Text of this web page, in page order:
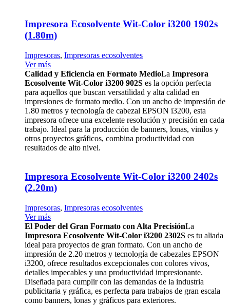
Impresora Ecosolvente Wit-Color i3200 1902s
(1.80m)
Impresoras, Impresoras ecosolventes
Ver más
Calidad y Eficiencia en Formato MedioLa Impresora
Ecosolvente Wit-Color i3200 902S es la opción perfecta
para aquellos que buscan versatilidad y alta calidad en
impresiones de formato medio. Con un ancho de impresión de
1.80 metros y tecnología de cabezal EPSON i3200, esta
impresora ofrece una excelente resolución y precisión en cada
trabajo. Ideal para la producción de banners, lonas, vinilos y
otros proyectos gráficos, combina productividad con
resultados de alto nivel.
Impresora Ecosolvente Wit-Color i3200 2402s
(2.20m)
Impresoras, Impresoras ecosolventes
Ver más
El Poder del Gran Formato con Alta PrecisiónLa
Impresora Ecosolvente Wit-Color i3200 2302S es tu aliada
ideal para proyectos de gran formato. Con un ancho de
impresión de 2.20 metros y tecnología de cabezales EPSON
i3200, ofrece resultados excepcionales con colores vivos,
detalles impecables y una productividad impresionante.
Diseñada para cumplir con las demandas de la industria
publicitaria y gráfica, es perfecta para trabajos de gran escala
como banners, lonas y gráficos para exteriores.